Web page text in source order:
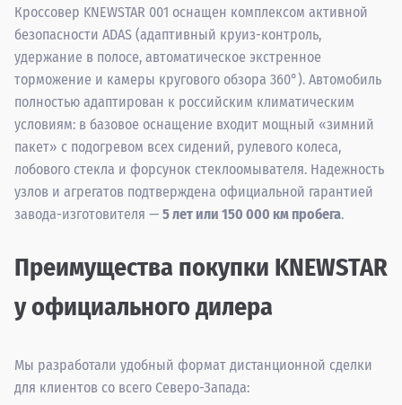
Кроссовер KNEWSTAR 001 оснащен комплексом активной
безопасности ADAS (адаптивный круиз-контроль,
удержание в полосе, автоматическое экстренное
торможение и камеры кругового обзора 360°). Автомобиль
полностью адаптирован к российским климатическим
условиям: в базовое оснащение входит мощный «зимний
пакет» с подогревом всех сидений, рулевого колеса,
лобового стекла и форсунок стеклоомывателя. Надежность
узлов и агрегатов подтверждена официальной гарантией
завода-изготовителя — 5 лет или 150 000 км пробега.
Преимущества покупки KNEWSTAR
у официального дилера
Мы разработали удобный формат дистанционной сделки
для клиентов со всего Северо-Запада: